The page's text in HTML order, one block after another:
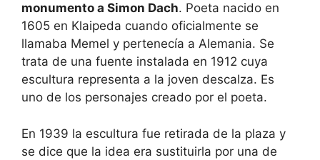
monumento a Simon Dach. Poeta nacido en
1605 en Klaipeda cuando oficialmente se
llamaba Memel y pertenecía a Alemania. Se
trata de una fuente instalada en 1912 cuya
escultura representa a la joven descalza. Es
uno de los personajes creado por el poeta.
En 1939 la escultura fue retirada de la plaza y
se dice que la idea era sustituirla por una de